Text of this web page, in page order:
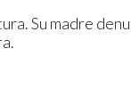
Su madre